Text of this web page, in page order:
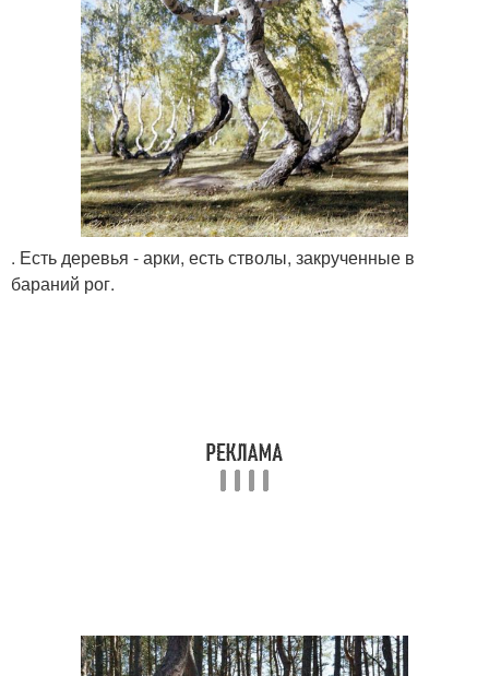
. Есть деревья - арки, есть стволы, закрученные в
бараний рог.